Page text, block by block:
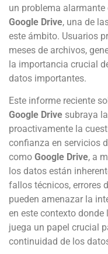
un problema
Google Drive, una de
este ámbito. Usuarios
meses de archivos,
la importancia crucial
datos importantes.
Este informe reciente
Google Drive subraya
proactivamente la
confianza en servicios
como Google Drive, a
los datos están
fallos técnicos, errores
pueden amenazar la
en este contexto donde
juega un papel crucial
continuidad de los